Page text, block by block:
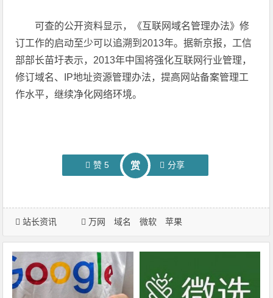
可查的公开资料显示，《互联网域名管理办法》修
订工作的启动至少可以追溯到2013年。据新京报，工信
部部长苗圩表示，2013年中国将强化互联网行业管理，
修订域名、IP地址资源管理办法，提高网站备案管理工
作水平，继续净化网络环境。
赞5 赏 分享
站长资讯 万网 域名 微软 苹果